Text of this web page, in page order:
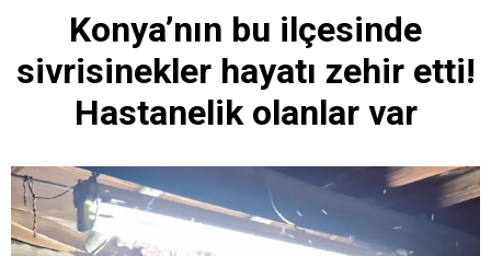
Konya’nın bu ilçesinde
sivrisinekler hayatı zehir etti!
Hastanelik olanlar var